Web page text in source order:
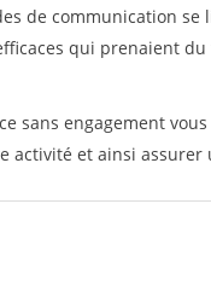
de communication
qui prenaient
sans engagement
activité et ainsi assurer